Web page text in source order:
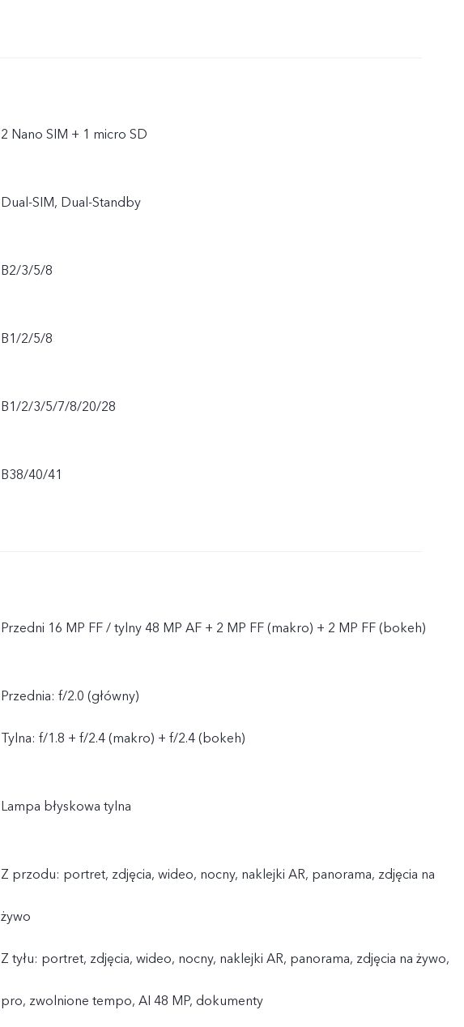
2 Nano SIM + 1 micro SD
Dual-SIM, Dual-Standby
B2/3/5/8
B1/2/5/8
B1/2/3/5/7/8/20/28
B38/40/41
Przedni 16 MP FF / tylny 48 MP AF + 2 MP FF (makro) + 2 MP FF (bokeh)
Przednia: f/2.0 (główny)
Tylna: f/1.8 + f/2.4 (makro) + f/2.4 (bokeh)
Lampa błyskowa tylna
Z przodu: portret, zdjęcia, wideo, nocny, naklejki AR, panorama, zdjęcia na
żywo
Z tyłu: portret, zdjęcia, wideo, nocny, naklejki AR, panorama, zdjęcia na żywo,
pro, zwolnione tempo, AI 48 MP, dokumenty